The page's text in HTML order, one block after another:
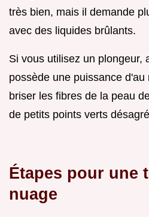
très bien, mais il demande
avec des liquides brûlants.
Si vous utilisez un plongeur,
possède une puissance
briser les fibres de la peau
de petits points verts
Étapes pour une
nuage